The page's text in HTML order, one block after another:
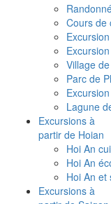
Cours de
Village
Parc de
Lagune
Excursions à
partir de Hoian
Hoi An
Hoi An
Hoi An et
Excursions à